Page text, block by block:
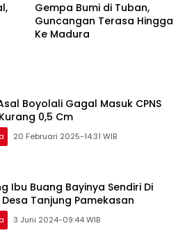
Gempa Bumi di Tuban,
Guncangan Terasa Hingga
Ke Madura
Boyolali Gagal Masuk CPNS
0,5 Cm
20 Februari 2025-14:31 WIB
Ibu Buang Bayinya Sendiri Di
Tanjung Pamekasan
3 Juni 2024-09:44 WIB